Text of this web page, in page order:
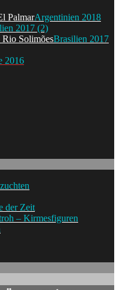
Argentinien 2018
2017 (2)
Brasilien 2017
2016
der Zeit
– Kirmesfiguren